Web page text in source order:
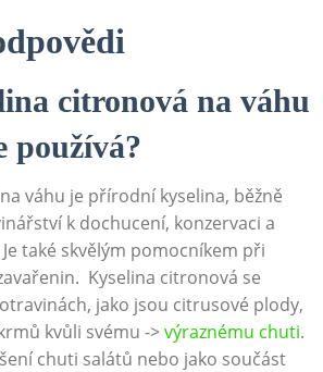
citronová na váhu
používá?
váhu je přírodní kyselina, běžně
k dochucení, konzervaci a
také skvělým pomocníkem při
⁢ Kyselina citronová se
jako jsou citrusové plody,
kvůli svému ->výraznému⁣ chuti.
⁤chuti⁣ salátů‌ nebo⁢ jako ⁤součást